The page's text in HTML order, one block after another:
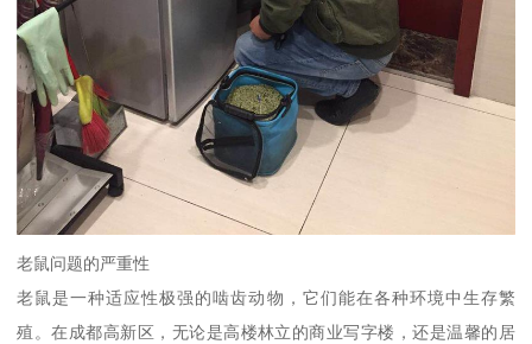
老鼠问题的严重性
老鼠是一种适应性极强的啮齿动物，它们能在各种环境中生存繁
殖。在成都高新区，无论是高楼林立的商业写字楼，还是温馨的居